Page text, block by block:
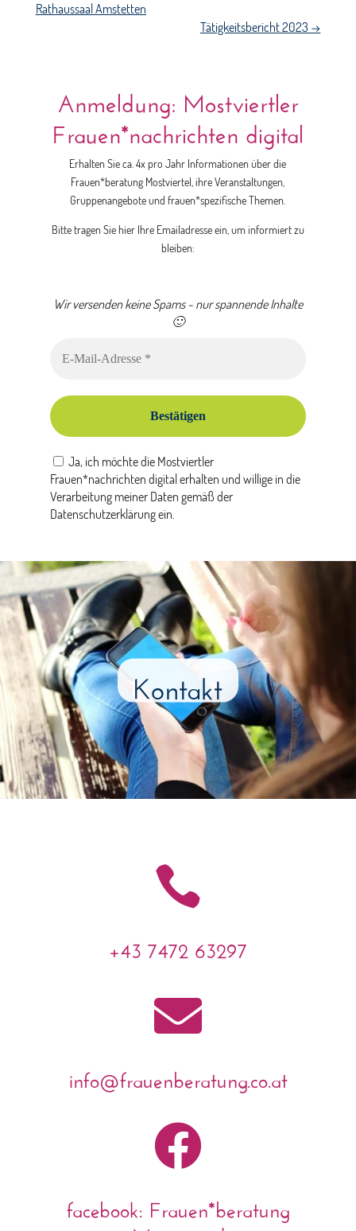
Rathaussaal Amstetten
Tätigkeitsbericht 2023 →
Anmeldung: Mostviertler
Frauen*nachrichten digital
Erhalten Sie ca. 4x pro Jahr Informationen über die
Frauen*beratung Mostviertel, ihre Veranstaltungen,
Gruppenangebote und frauen*spezifische Themen.
Bitte tragen Sie hier Ihre Emailadresse ein, um informiert zu
bleiben:
Bitte dieses Feld leer lassen
Wir versenden keine Spams - nur spannende Inhalte
🙂
Ja, ich möchte die Mostviertler
Frauen*nachrichten digital erhalten und willige in die
Verarbeitung meiner Daten gemäß der
Datenschutzerklärung ein.
Kontakt

+43 7472 63297

info@frauenberatung.co.at

facebook: Frauen*beratung